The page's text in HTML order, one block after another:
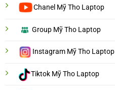
Chanel Mỹ Tho Laptop
Group Mỹ Tho Laptop
Instagram Mỹ Tho Laptop
Tiktok Mỹ Tho Laptop